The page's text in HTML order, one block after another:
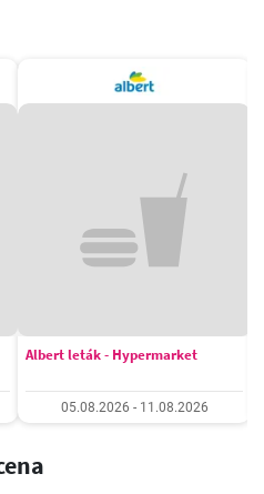
Albert leták - Hypermarket
05.08.2026 - 11.08.2026